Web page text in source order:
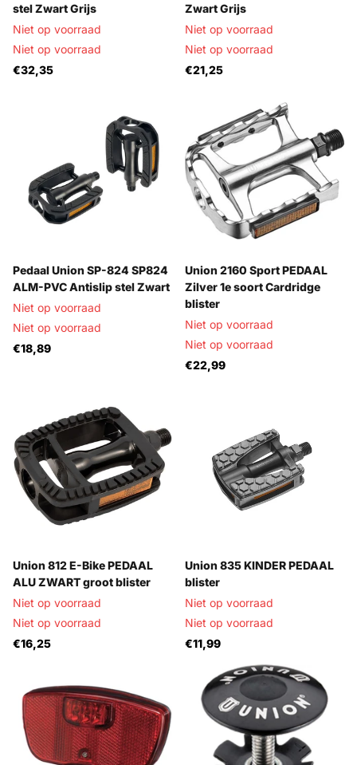
stel Zwart Grijs
Niet op voorraad
Niet op voorraad
€32,35
Zwart Grijs
Niet op voorraad
Niet op voorraad
€21,25
Pedaal Union SP-824 SP824
ALM-PVC Antislip stel Zwart
Niet op voorraad
Niet op voorraad
€18,89
Union 2160 Sport PEDAAL
Zilver 1e soort Cardridge
blister
Niet op voorraad
Niet op voorraad
€22,99
Union 812 E-Bike PEDAAL
ALU ZWART groot blister
Niet op voorraad
Niet op voorraad
€16,25
Union 835 KINDER PEDAAL
blister
Niet op voorraad
Niet op voorraad
€11,99